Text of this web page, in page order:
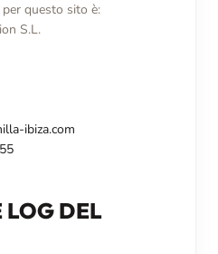
questo sito è:
S.L.
ibiza.com
LOG DEL